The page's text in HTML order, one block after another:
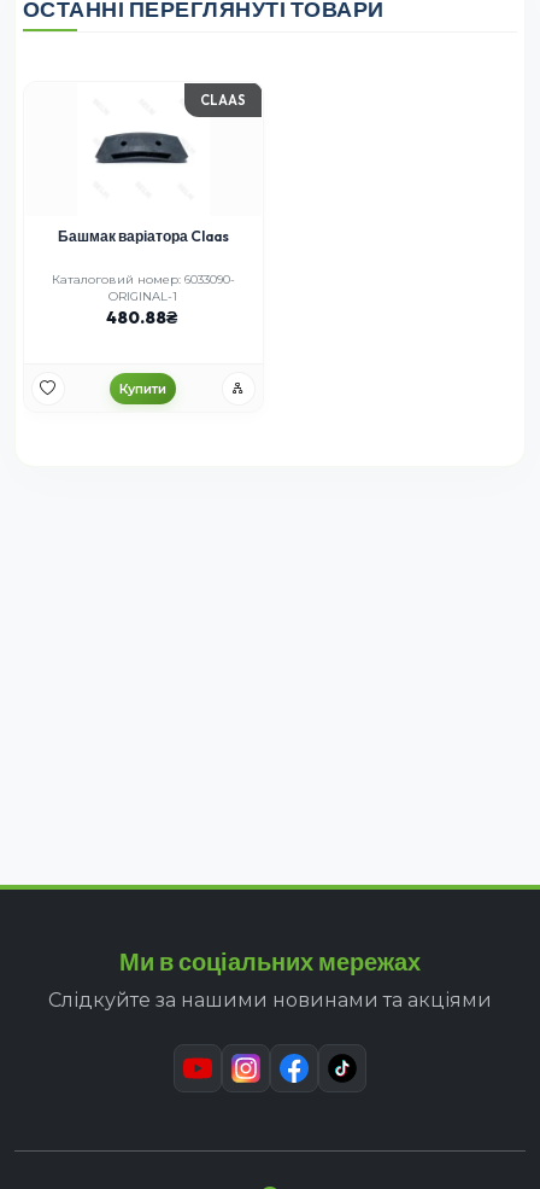
ОСТАННІ ПЕРЕГЛЯНУТІ ТОВАРИ
CLAAS
Башмак варіатора Claas
Каталоговий номер: 6033090-
ORIGINAL-1
480.88
Купити
Ми в соціальних мережах
Слідкуйте за нашими новинами та акціями